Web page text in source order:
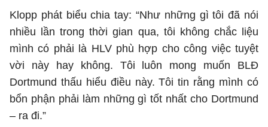
Klopp phát biểu chia tay: “Như những gì tôi đã nói
nhiều lần trong thời gian qua, tôi không chắc liệu
mình có phải là HLV phù hợp cho công việc tuyệt
vời này hay không. Tôi luôn mong muốn BLĐ
Dortmund thấu hiểu điều này. Tôi tin rằng mình có
bổn phận phải làm những gì tốt nhất cho Dortmund
– ra đi.”